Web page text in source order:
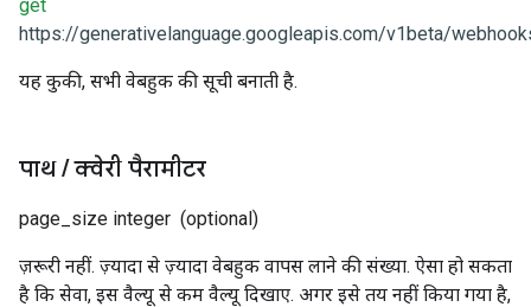
get
https://generativelanguage.googleapis.com/v1beta/
यह कुकी, सभी वेबहुक की सूची बनाती है.
पाथ/क्वेरी पैरामीटर
page_size integer (optional)
ज़रूरी नहीं. ज़्यादा से ज़्यादा वेबहुक वापस लाने की संख्या. ऐसा हो सकता
है कि सेवा, इस वैल्यू से कम वैल्यू दिखाए. अगर इसे तय नहीं किया गया है,